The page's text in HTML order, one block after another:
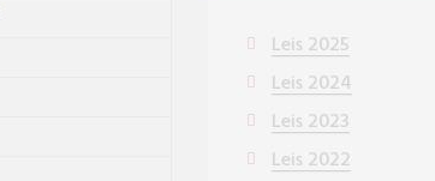
Leis 2025
Leis 2024
Leis 2023
Leis 2022